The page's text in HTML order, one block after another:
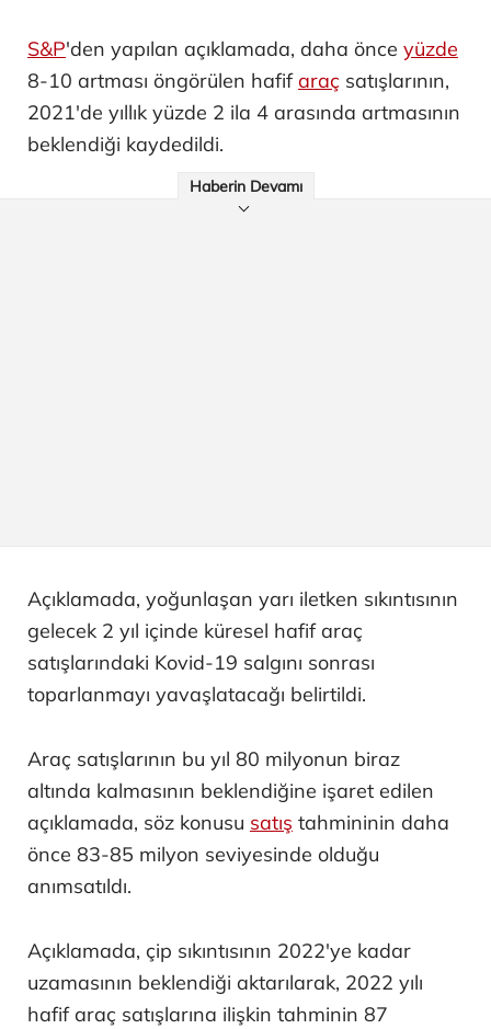
S&P'den yapılan açıklamada, daha önce yüzde
8-10 artması öngörülen hafifaraç satışlarının,
2021'de yıllık yüzde 2 ila 4 arasında artmasının
beklendiği kaydedildi.
Haberin Devamı
Açıklamada, yoğunlaşan yarı iletken sıkıntısının
gelecek 2 yıl içinde küresel hafif araç
satışlarındaki Kovid-19 salgını sonrası
toparlanmayı yavaşlatacağı belirtildi.
Araç satışlarının bu yıl 80 milyonun biraz
altında kalmasının beklendiğine işaret edilen
açıklamada, söz konusu satış tahmininin daha
önce 83-85 milyon seviyesinde olduğu
anımsatıldı.
Açıklamada, çip sıkıntısının 2022'ye kadar
uzamasının beklendiği aktarılarak, 2022 yılı
hafif araç satışlarına ilişkin tahminin 87